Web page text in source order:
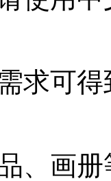
求可
、画